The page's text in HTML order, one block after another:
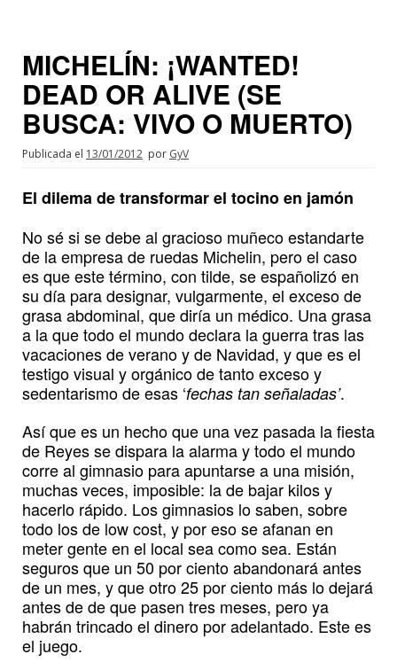
MICHELÍN: ¡WANTED!
DEAD OR ALIVE (SE
BUSCA: VIVO O MUERTO)
Publicada el 13/01/2012 por GyV
El dilema de transformar el tocino en jamón
No sé si se debe al gracioso muñeco estandarte
de la empresa de ruedas Michelin, pero el caso
es que este término, con tilde, se españolizó en
su día para designar, vulgarmente, el exceso de
grasa abdominal, que diría un médico. Una grasa
a la que todo el mundo declara la guerra tras las
vacaciones de verano y de Navidad, y que es el
testigo visual y orgánico de tanto exceso y
sedentarismo de esas ‘fechas tan señaladas’.
Así que es un hecho que una vez pasada la fiesta
de Reyes se dispara la alarma y todo el mundo
corre al gimnasio para apuntarse a una misión,
muchas veces, imposible: la de bajar kilos y
hacerlo rápido. Los gimnasios lo saben, sobre
todo los de low cost, y por eso se afanan en
meter gente en el local sea como sea. Están
seguros que un 50 por ciento abandonará antes
de un mes, y que otro 25 por ciento más lo dejará
antes de de que pasen tres meses, pero ya
habrán trincado el dinero por adelantado. Este es
el juego.